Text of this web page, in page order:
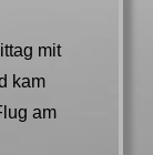
mit
kam
am